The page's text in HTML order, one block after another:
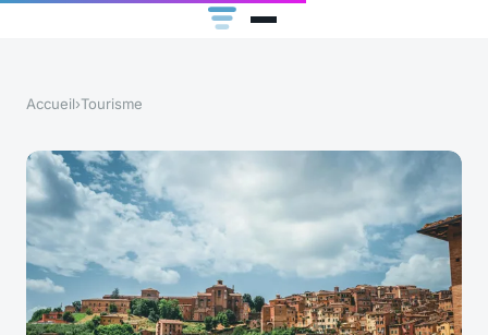
Accueil›Tourisme